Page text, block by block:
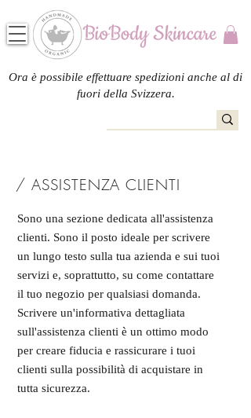
Ora è possibile effettuare spedizioni anche al di
fuori della Svizzera.
/ ASSISTENZA CLIENTI
Sono una sezione dedicata all'assistenza
clienti. Sono il posto ideale per scrivere
un lungo testo sulla tua azienda e sui tuoi
servizi e, soprattutto, su come contattare
il tuo negozio per qualsiasi domanda.
Scrivere un'informativa dettagliata
sull'assistenza clienti è un ottimo modo
per creare fiducia e rassicurare i tuoi
clienti sulla possibilità di acquistare in
tutta sicurezza.